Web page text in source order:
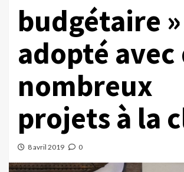
budgétaire »
adopté avec
nombreux
projets à la
8 avril 2019 0